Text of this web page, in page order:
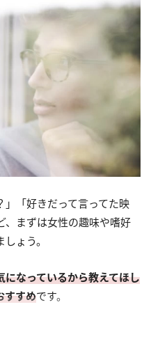
」「好きだって言ってた映
、まずは女性の趣味や嗜好
ょう。
なっているから教えてほし
すすめです。